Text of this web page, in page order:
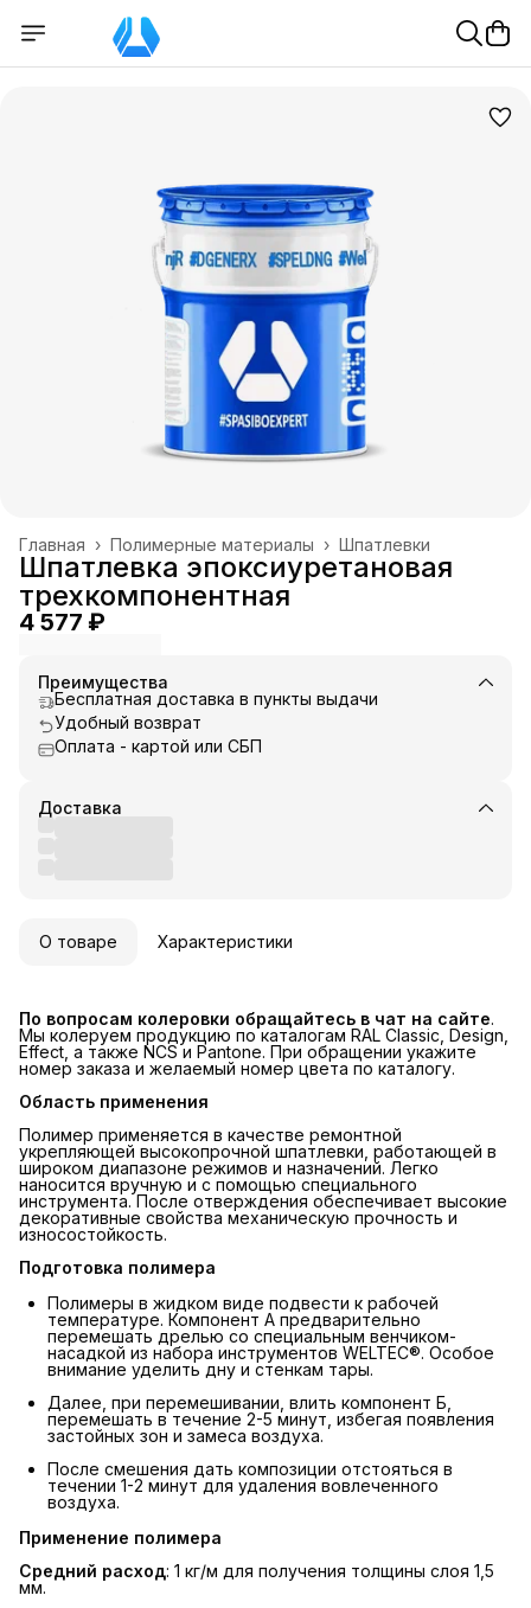
Шпатлевки
Полимерные материалы ›
Главная ›
Шпатлевка эпоксиуретановая
трехкомпонентная
4 577 ₽
Преимущества
Бесплатная доставка в пункты выдачи
Удобный возврат
Оплата - картой или СБП
Доставка
О товаре Характеристики
По вопросам колеровки обращайтесь в чат на сайте.
Мы колеруем продукцию по каталогам RAL Classic, Design,
Effect, а также NCS и Pantone. При обращении укажите
номер заказа и желаемый номер цвета по каталогу.
Область применения
Полимер применяется в качестве ремонтной
укрепляющей высокопрочной шпатлевки, работающей в
широком диапазоне режимов и назначений. Легко
наносится вручную и с помощью специального
инструмента. После отверждения обеспечивает высокие
декоративные свойства механическую прочность и
износостойкость.
Подготовка полимера
Полимеры в жидком виде подвести к рабочей
температуре. Компонент А предварительно
перемешать дрелью со специальным венчиком-
насадкой из набора инструментов WELTEC®. Особое
внимание уделить дну и стенкам тары.
Далее, при перемешивании, влить компонент Б,
перемешать в течение 2-5 минут, избегая появления
застойных зон и замеса воздуха.
После смешения дать композиции отстояться в
течении 1-2 минут для удаления вовлеченного
воздуха.
Применение полимера
Средний расход: 1 кг/м для получения толщины слоя 1,5
мм.